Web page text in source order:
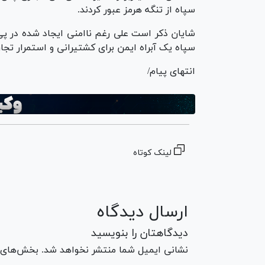
سپاه از تنگه هرمز عبور کردند.
شایان ذکر است علی رغم ناامنی ایجاد شده در
سپاه یک آبراه ایمن برای کشتیرانی و استمرار
انتهای پیام/
لینک کوتاه
ارسال دیدگاه
دیدگاهتان را بنویسید
نشانی ایمیل شما منتشر نخواهد شد. بخش‌های